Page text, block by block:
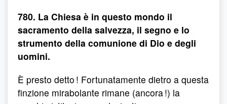
780. La Chiesa è in questo mondo il
sacramento della salvezza, il segno e lo
strumento della comunione di Dio e degli
uomini.
È presto detto ! Fortunatamente dietro a questa
finzione mirabolante rimane (ancora !) la